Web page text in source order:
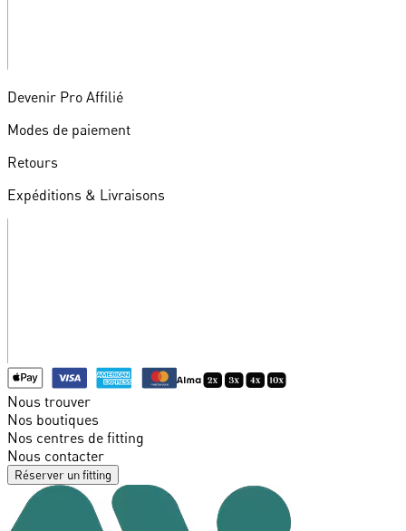
Devenir Pro Affilié
Modes de paiement
Retours
Expéditions & Livraisons
Nous trouver
Nos boutiques
Nos centres de fitting
Nous contacter
Réserver un fitting